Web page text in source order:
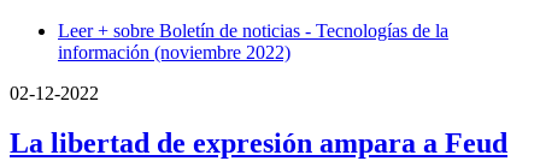
Leer + sobre Boletín de noticias - Tecnologías de la
información (noviembre 2022)
02-12-2022
La libertad de expresión ampara a Feud